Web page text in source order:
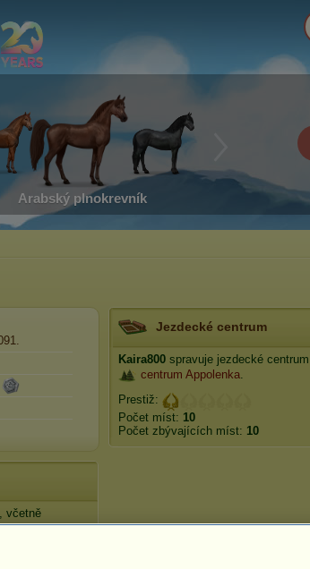
Arabský plnokrevník
, včetně
Jezdecké centrum
Kaira800 spravuje jezdecké centrum
centrum Appolenka.
Prestiž:
Počet míst: 10
Počet zbývajících míst: 10